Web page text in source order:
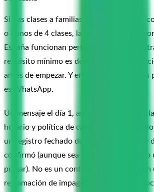
Si das clases a familias de forma directa,
o bonos de 4 clases, la mayoría de
España funcionan perfectamente sin
requisito mínimo es dejar claras las
antes de empezar. Y en 2026, el canal más
es WhatsApp.
Un mensaje el día 1, antes de la primera
horario y política de cancelación tiene
un registro fechado de lo que se acordó y
confirmó (aunque sea con un «perfecto» o
pulgar). No es un contrato formal, pero en
reclamación de impago te da una base